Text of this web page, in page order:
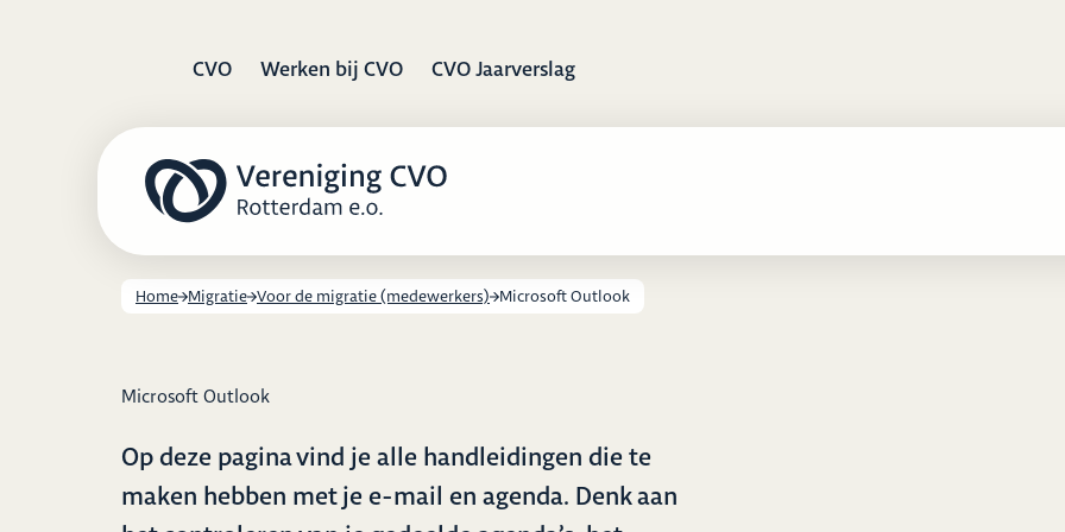
CVO Werken bij CVO CVO Jaarverslag
Home Migratie Voor de migratie (medewerkers) Microsoft Outlook
Microsoft Outlook
Op deze pagina vind je alle handleidingen die te
maken hebben met je e-mail en agenda. Denk aan